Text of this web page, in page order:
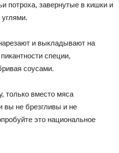
потроха, завернутые в кишки и
и выкладывают на
специи,
соусами.
только вместо мяса
вы не брезгливы и не
это национальное